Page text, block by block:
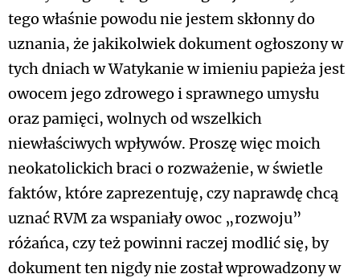
tego właśnie powodu nie jestem skłonny do
uznania, że jakikolwiek dokument ogłoszony w
tych dniach w Watykanie w imieniu papieża jest
owocem jego zdrowego i sprawnego umysłu
oraz pamięci, wolnych od wszelkich
niewłaściwych wpływów. Proszę więc moich
neokatolickich braci o rozważenie, w świetle
faktów, które zaprezentuję, czy naprawdę chcą
uznać RVM za wspaniały owoc „rozwoju”
różańca, czy też powinni raczej modlić się, by
dokument ten nigdy nie został wprowadzony w